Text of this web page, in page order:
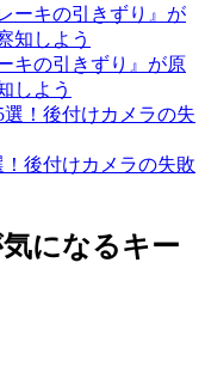
キの引きずり』が原
しよう
後付けカメラの失敗
になるキー